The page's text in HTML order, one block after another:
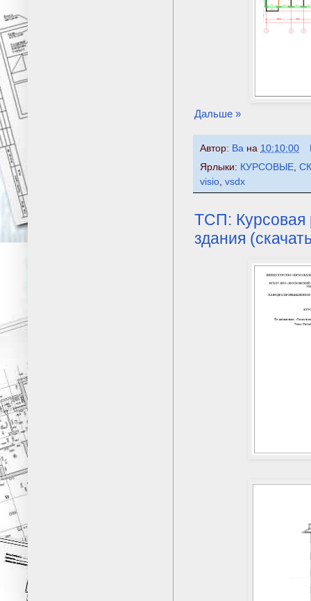
Дальше »
Автор: Ba на 10:10:00
Ярлыки: КУРСОВЫЕ
visio vsdx
ТСП: Курсовая
здания